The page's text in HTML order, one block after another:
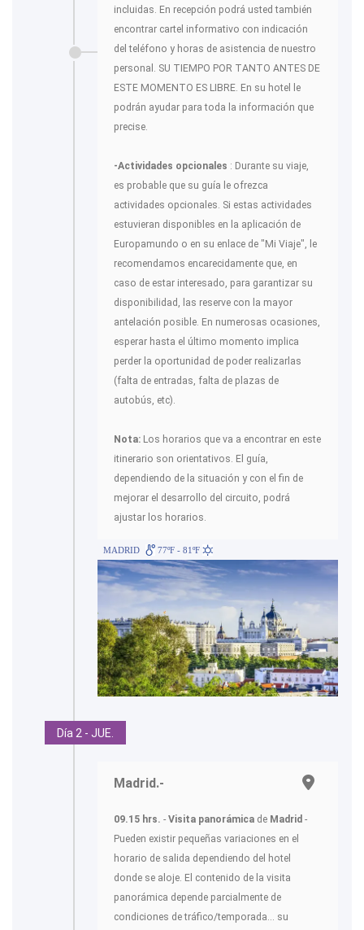
incluidas. En recepción podrá usted también
encontrar cartel informativo con indicación
del teléfono y horas de asistencia de nuestro
personal. SU TIEMPO POR TANTO ANTES DE
ESTE MOMENTO ES LIBRE. En su hotel le
podrán ayudar para toda la información que
precise.
-Actividades opcionales : Durante su viaje,
es probable que su guía le ofrezca
actividades opcionales. Si estas actividades
estuvieran disponibles en la aplicación de
Europamundo o en su enlace de "Mi Viaje", le
recomendamos encarecidamente que, en
caso de estar interesado, para garantizar su
disponibilidad, las reserve con la mayor
antelación posible. En numerosas ocasiones,
esperar hasta el último momento implica
perder la oportunidad de poder realizarlas
(falta de entradas, falta de plazas de
autobús, etc).
Nota: Los horarios que va a encontrar en este
itinerario son orientativos. El guía,
dependiendo de la situación y con el fin de
mejorar el desarrollo del circuito, podrá
ajustar los horarios.
MADRID 77ºF - 81ºF
Día 2 - JUE.
Madrid.-
09.15 hrs. - Visita panorámica de Madrid -
Pueden existir pequeñas variaciones en el
horario de salida dependiendo del hotel
donde se aloje. El contenido de la visita
panorámica depende parcialmente de
condiciones de tráfico/temporada... su